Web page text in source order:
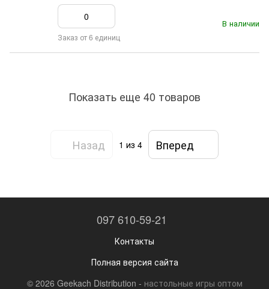
В наличии
Заказ от 6 единиц
Показать еще 40 товаров
Назад 1 из 4 Вперед
097 610-59-21
Контакты
Полная версия сайта
© 2026 Geekach Distribution - настольные игры оптом